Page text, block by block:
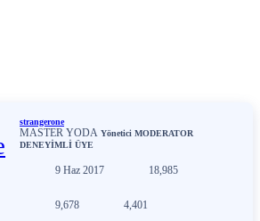
strangerone
MASTER YODA Yönetici MODERATOR
DENEYİMLİ ÜYE
9 Haz 2017 18,985
9,678 4,401